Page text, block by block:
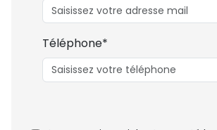
Téléphone*